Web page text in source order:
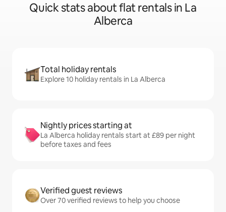
Quick stats about flat rentals in La
Alberca
Total holiday rentals
Explore 10 holiday rentals in La Alberca
Nightly prices starting at
La Alberca holiday rentals start at £89 per night
before taxes and fees
Verified guest reviews
Over 70 verified reviews to help you choose